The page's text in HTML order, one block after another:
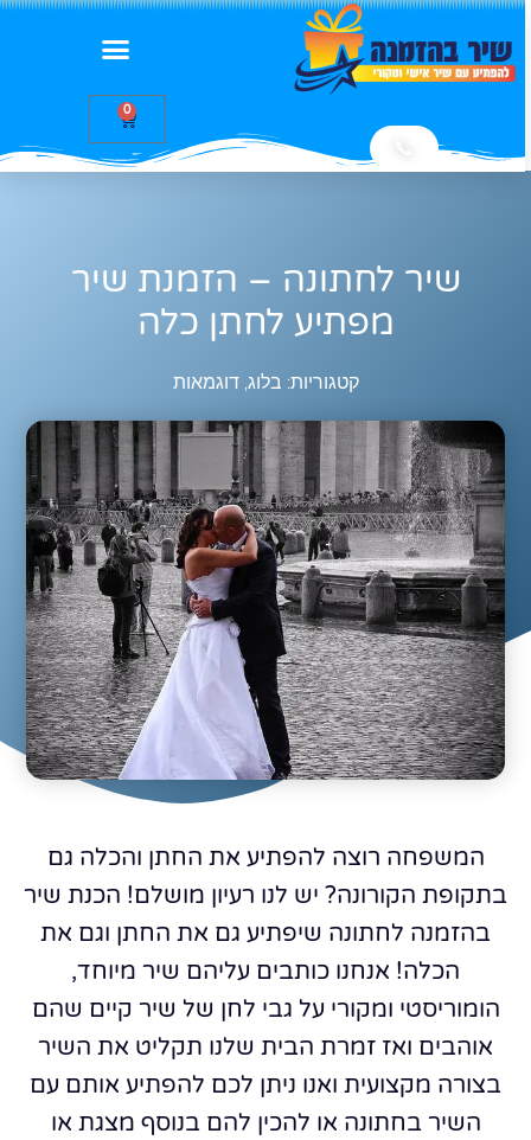
0
שיר לחתונה – הזמנת שיר
מפתיע לחתן כלה
קטגוריות: בלוג, דוגמאות
המשפחה רוצה להפתיע את החתן והכלה גם
בתקופת הקורונה? יש לנו רעיון מושלם! הכנת שיר
בהזמנה לחתונה שיפתיע גם את החתן וגם את
הכלה! אנחנו כותבים עליהם שיר מיוחד,
הומוריסטי ומקורי על גבי לחן של שיר קיים שהם
אוהבים ואז זמרת הבית שלנו תקליט את השיר
בצורה מקצועית ואנו ניתן לכם להפתיע אותם עם
השיר בחתונה או להכין להם בנוסף מצגת או